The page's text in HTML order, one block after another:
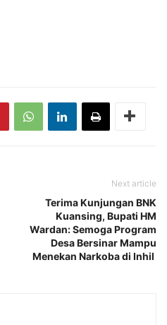
Next article
Terima Kunjungan BNK
Kuansing, Bupati HM
Wardan: Semoga Program
Desa Bersinar Mampu
Menekan Narkoba di Inhil